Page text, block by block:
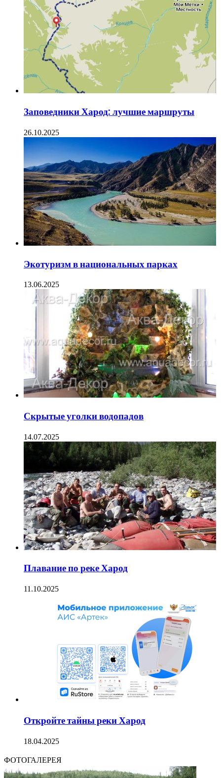
Заповедники Харод: лучшие маршруты
26.10.2025
Экотуризм в национальных парках
13.06.2025
Скрытые уголки водопадов
14.07.2025
Плавание по реке Харод
11.10.2025
Откройте тайны реки Харод
18.04.2025
ФОТОГАЛЕРЕЯ